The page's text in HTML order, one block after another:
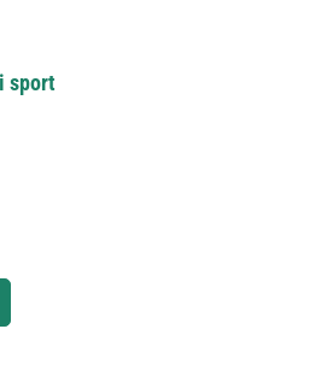
sport
micșora cantitatea.